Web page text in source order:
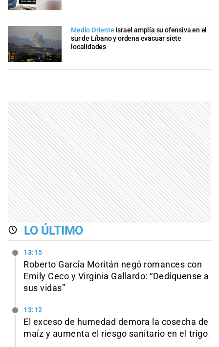
Medio Oriente Israel amplía su ofensiva en el
sur de Líbano y ordena evacuar siete
localidades
LO ÚLTIMO
13:15
Roberto García Moritán negó romances con
Emily Ceco y Virginia Gallardo: “Dedíquense a
sus vidas”
13:12
El exceso de humedad demora la cosecha de
maíz y aumenta el riesgo sanitario en el trigo